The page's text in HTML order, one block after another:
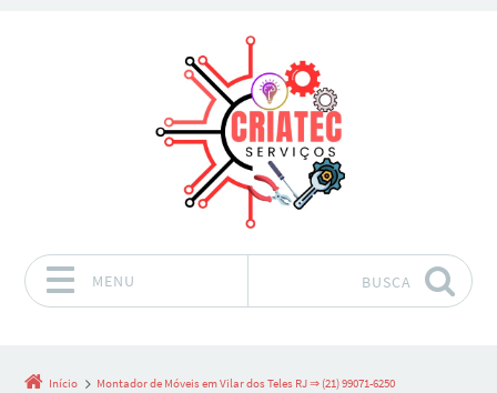
MENU BUSCA
Início Montador de Móveis em Vilar dos Teles RJ ⇒ (21) 99071-6250